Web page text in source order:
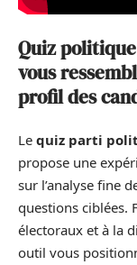
Quiz
vous
profil des
Le quiz parti
propose une
sur l’analyse fine
questions ciblées.
électoraux et à la
outil vous